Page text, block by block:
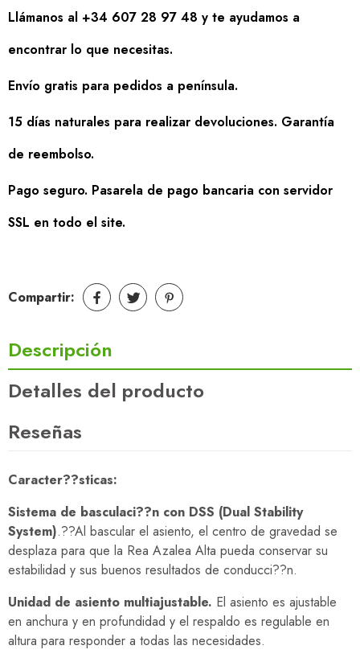
Llámanos al +34 607 28 97 48 y te ayudamos a
encontrar lo que necesitas.
Envío gratis para pedidos a península.
15 días naturales para realizar devoluciones. Garantía
de reembolso.
Pago seguro. Pasarela de pago bancaria con servidor
SSL en todo el site.
Compartir:
Descripción
Detalles del producto
Reseñas
Caracter??sticas:
Sistema de basculaci??n con DSS (Dual Stability
System).??Al bascular el asiento, el centro de gravedad se
desplaza para que la Rea Azalea Alta pueda conservar su
estabilidad y sus buenos resultados de conducci??n.
Unidad de asiento multiajustable. El asiento es ajustable
en anchura y en profundidad y el respaldo es regulable en
altura para responder a todas las necesidades.